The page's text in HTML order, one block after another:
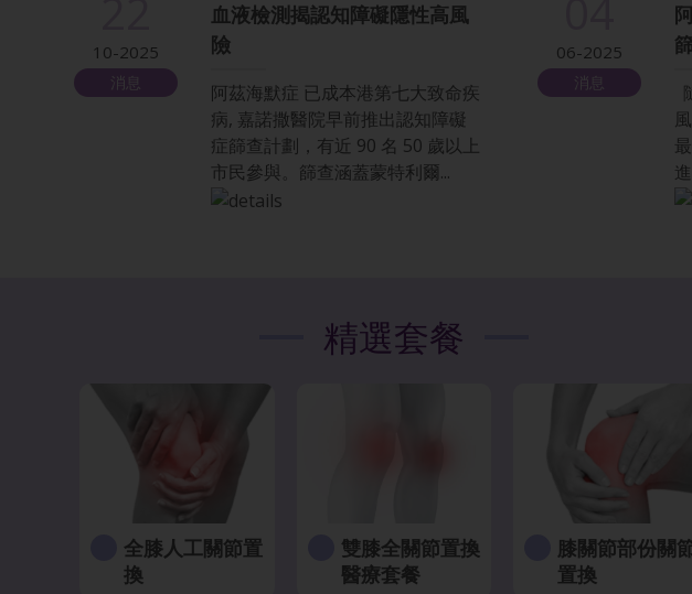
10-2025
消息
血液檢測揭認知障礙隱性高風
險
阿茲海默症 已成本港第七大致命疾
病, 嘉諾撒醫院早前推出認知障礙
症篩查計劃，有近 90 名 50 歲以上
市民參與。篩查涵蓋蒙特利爾...
06-2025
消息
精選套餐
全膝人工關節置
換
雙膝全關節置換
醫療套餐
膝關節部份關
置換